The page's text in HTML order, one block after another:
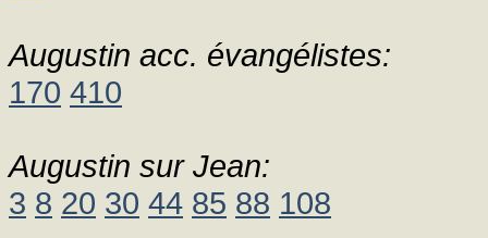
Augustin acc. évangélistes:
170 410
Augustin sur Jean:
3 8 20 30 44 85 88 108